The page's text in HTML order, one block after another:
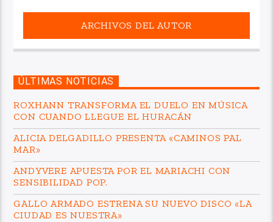
ARCHIVOS DEL AUTOR
ÚLTIMAS NOTICIAS
ROXHANN TRANSFORMA EL DUELO EN MÚSICA
CON CUANDO LLEGUE EL HURACÁN
ALICIA DELGADILLO PRESENTA «CAMINOS PAL
MAR»
ANDYVERE APUESTA POR EL MARIACHI CON
SENSIBILIDAD POP.
GALLO ARMADO ESTRENA SU NUEVO DISCO «LA
CIUDAD ES NUESTRA»